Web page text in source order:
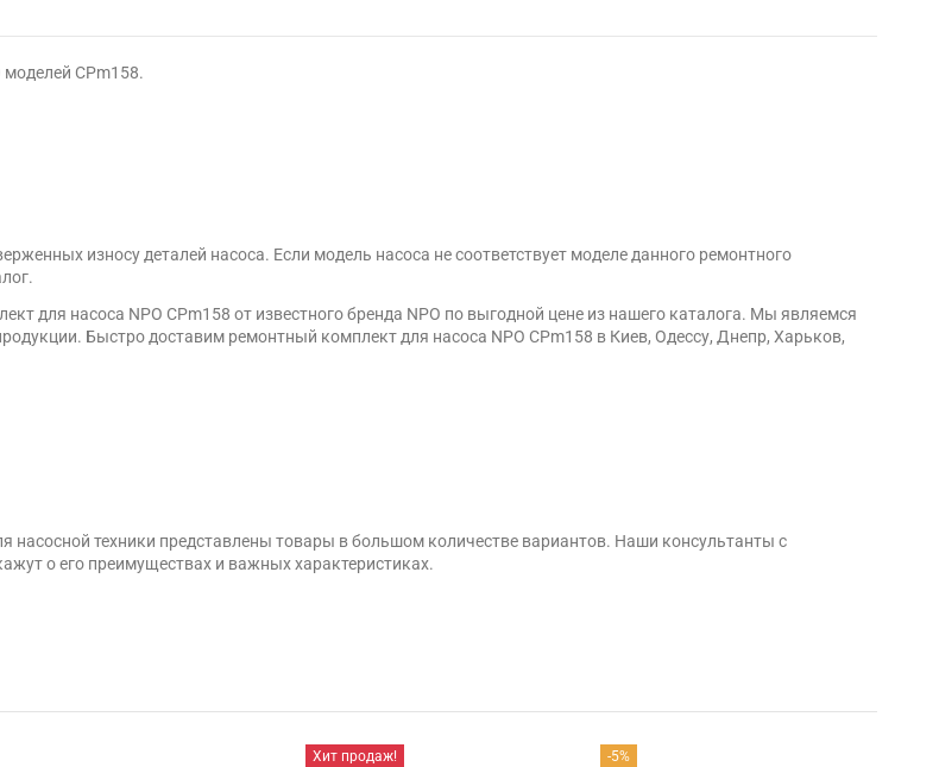
CPm158.
износу деталей насоса. Если модель насоса не соответствует моделе данного ремонтного
для насоса NPO CPm158 от известного бренда NPO по выгодной цене из нашего каталога. Мы являемся
Быстро доставим ремонтный комплект для насоса NPO CPm158 в Киев, Одессу, Днепр, Харьков,
насосной техники представлены товары в большом количестве вариантов. Наши консультанты с
о его преимуществах и важных характеристиках.
Хит продаж! -5%